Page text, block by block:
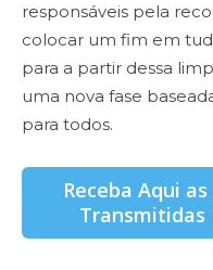
responsáveis pela
colocar um fim em
para a partir dessa
uma nova fase
para todos.
Receba Aqui
Transmitidas